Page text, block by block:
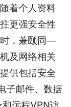
着个人资料
更强安全性
，兼颐同—
及网络相关
供包括安全
子邮件、数据